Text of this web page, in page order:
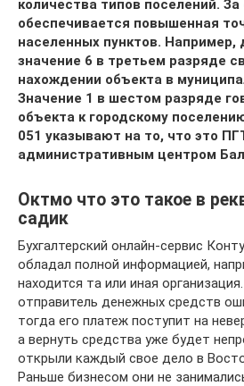
количества типов поселений. За
обеспечивается повышенная
населенных пунктов. Например,
значение 6 в третьем разряде
нахождении объекта в
Значение 1 в шестом разряде
объекта к городскому
051 указывают на то, что это
административным центром
Октмо что это такое в
садик
Бухгалтерский онлайн-сервис
обладал полной информацией,
находится та или иная
отправитель денежных средств
тогда его платеж поступит на
а вернуть средства уже будет
открыли каждый свое дело в
Раньше бизнесом они не